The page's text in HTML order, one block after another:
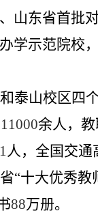
山东省首批
学示范院校
泰山校区四
11000余人，
1人，全国交通
“十大优秀教
88万册。